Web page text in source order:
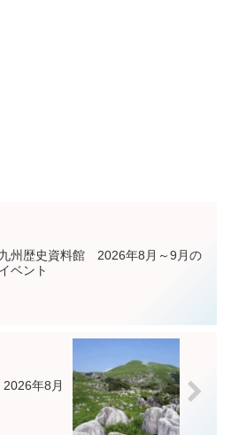
九州歴史資料館 2026年8月～9月の
イベント
年8月